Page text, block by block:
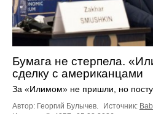
Бумага не стерпела.
сделку с американцами
За «Илимом» не пришли, но
Автор: Георгий Булычев. Источник: